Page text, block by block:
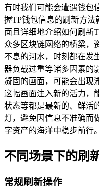
有时我们可能会遭遇钱包
握TP钱包信息的刷新方
面且详细地介绍如何刷新
众多区块链网络的桥梁，
不息的河水，时刻都在发
器负载过重等诸多因素的
凝固的画面，可能会出现
这幅画面注入新的活力，
状态等都是最新的、鲜活
灯，避免因信息不准确而
字资产的海洋中稳步前行。
不同场景下的刷
常规刷新操作